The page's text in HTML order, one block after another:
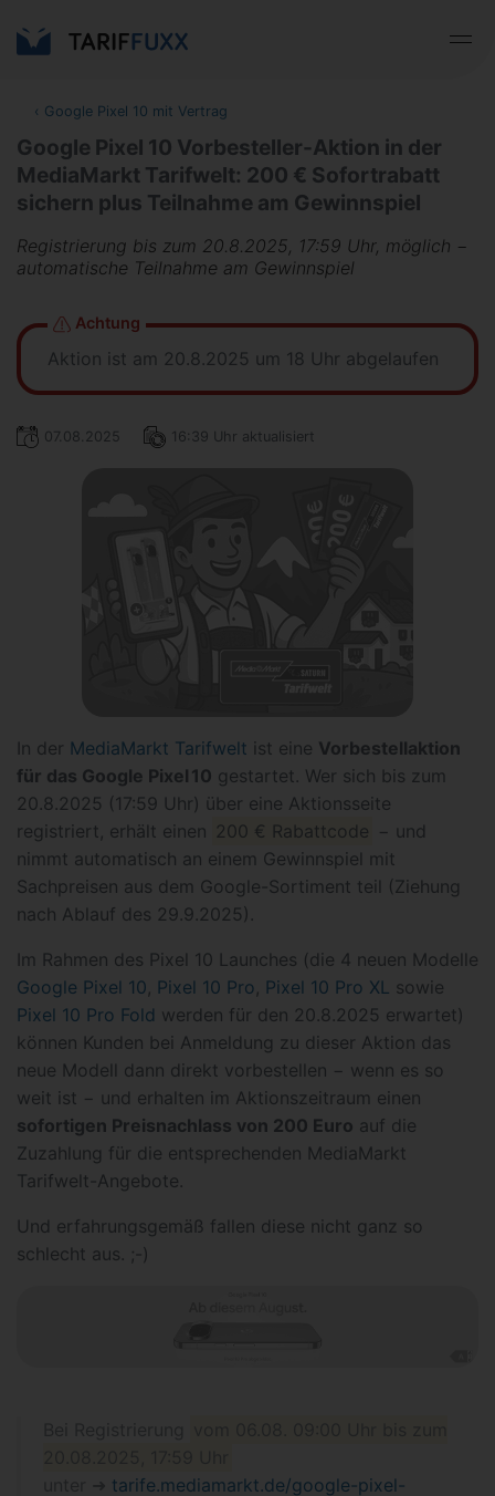
‹ Google Pixel 10 mit Vertrag
Google Pixel 10 Vorbesteller-Aktion in der
MediaMarkt Tarifwelt: 200 € Sofortrabatt
sichern plus Teilnahme am Gewinnspiel
Registrierung bis zum 20.8.2025, 17:59 Uhr, möglich −
automatische Teilnahme am Gewinnspiel
Achtung
Aktion ist am 20.8.2025 um 18 Uhr abgelaufen
07.08.2025 16:39 Uhr aktualisiert
In der MediaMarkt Tarifwelt ist eine Vorbestellaktion
für das Google Pixel 10 gestartet. Wer sich bis zum
20.8.2025 (17:59 Uhr) über eine Aktionsseite
registriert, erhält einen 200 € Rabattcode − und
nimmt automatisch an einem Gewinnspiel mit
Sachpreisen aus dem Google-Sortiment teil (Ziehung
nach Ablauf des 29.9.2025).
Im Rahmen des Pixel 10 Launches (die 4 neuen Modelle
Google Pixel 10, Pixel 10 Pro, Pixel 10 Pro XL sowie
Pixel 10 Pro Fold werden für den 20.8.2025 erwartet)
können Kunden bei Anmeldung zu dieser Aktion das
neue Modell dann direkt vorbestellen − wenn es so
weit ist − und erhalten im Aktionszeitraum einen
sofortigen Preisnachlass von 200 Euro auf die
Zuzahlung für die entsprechenden MediaMarkt
Tarifwelt-Angebote.
Und erfahrungsgemäß fallen diese nicht ganz so
schlecht aus. ;-)
tarife.mediamarkt.de/google-pixel-